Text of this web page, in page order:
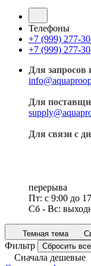
Телефоны
+7 (999) 277-
+7 (999) 277-
Для запросов
Для
Для связи с
перерыва
Пт: с 9:00 до
Сб - Вс:
Темная тема
Фильтр Сбросить все
Сначала дешевые